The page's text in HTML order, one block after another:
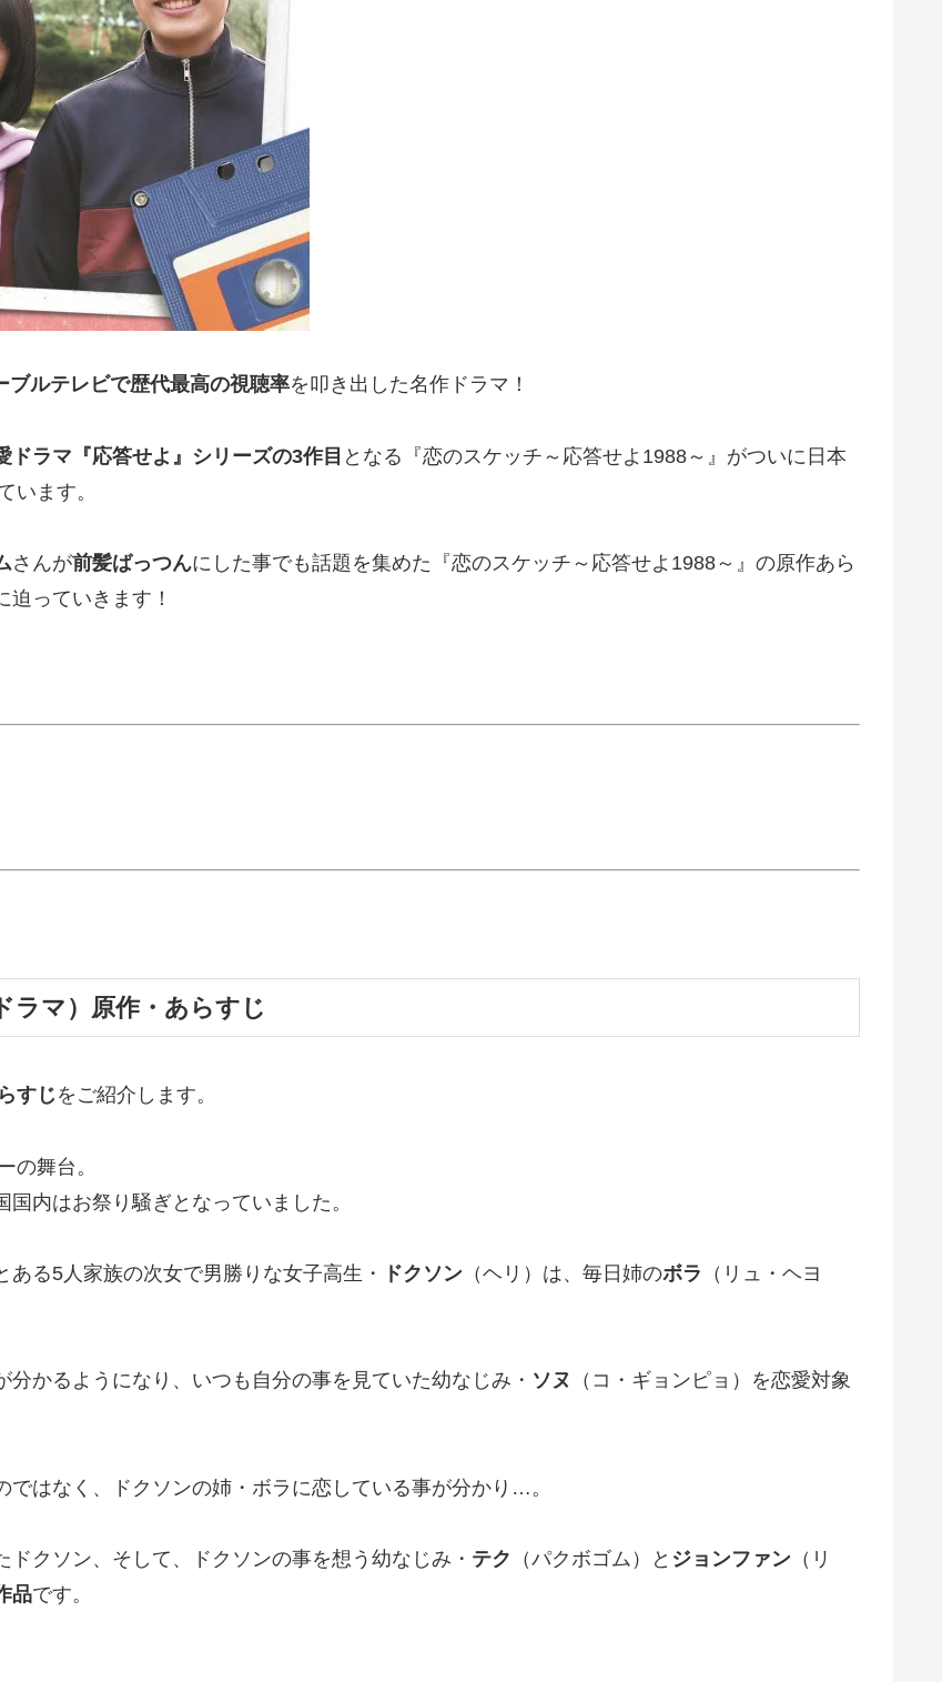
ブルテレビで歴代最高の視聴率を叩き出した名作ドラマ！
ドラマ『応答せよ』シリーズの3作目 となる『恋のスケッチ～応答せよ1988～』がついに日本
います。
さんが前髪ばっつんにした事でも話題を集めた『恋のスケッチ～応答せよ1988～』の原作あら
っていきます！
ラマ）原作・あらすじ
すじをご紹介します。
の舞台。
内はお祭り騒ぎとなっていました。
る5人家族の次女で男勝りな女子高生・ ドクソン （ヘリ）は、毎日姉のボラ （リュ・ヘヨ
かるようになり、いつも自分の事を見ていた幼なじみ・ ソヌ （コ・ギョンピョ）を恋愛対象
はなく、ドクソンの姉・ボラに恋している事が分かり…。
クソン、そして、ドクソンの事を想う幼なじみ・ テク （パクボゴム）と ジョンファン （リ
品です。